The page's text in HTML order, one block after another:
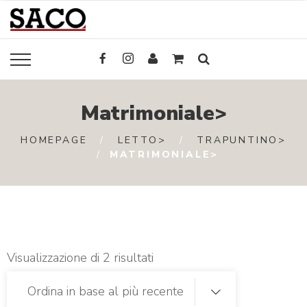
Matrimoniale>
HOMEPAGE LETTO>
TRAPUNTINO>
MATRIMONIALE>
Visualizzazione di 2 risultati
Ordina in base al più recente